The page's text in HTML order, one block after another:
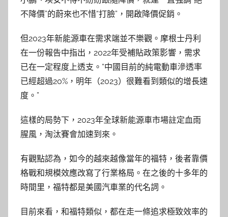
不降價”的蔚來也不惜“打臉”，開啟降價促銷。
但2023年新能源車在需求端並不樂觀。摩根士丹利
在一份報告中指出，2022年受補貼政策影響，需求
已在一定程度上透支。“中國目前的純電動車滲透率
已經超過20%，明年（2023）很難看到類似的增長速
度。”
這樣的局勢下，2023年全球新能源車市場註定血雨
腥風，淘汰賽會加速到來。
有觀點認為，如今的越來越像當年的福特，後者靠價
格戰和規模效應改寫了行業格局。在之後的十多年的
時間里，福特都是美國汽車業的代名詞。
目前來看，和福特類似，都在走一條追求極致效率的